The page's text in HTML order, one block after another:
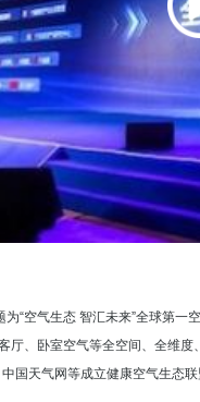
“空气生态 智汇未来”全球第一
厅、卧室空气等全空间、全维
国天气网等成立健康空气生态